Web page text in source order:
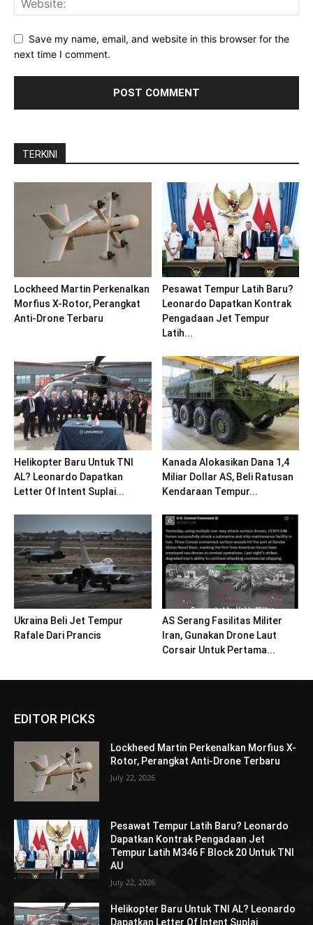
Save my name, email, and website in this browser for the
next time I comment.
TERKINI
Lockheed Martin Perkenalkan
Morfius X-Rotor, Perangkat
Anti-Drone Terbaru
Pesawat Tempur Latih Baru?
Leonardo Dapatkan Kontrak
Pengadaan Jet Tempur
Latih...
Helikopter Baru Untuk TNI
AL? Leonardo Dapatkan
Letter Of Intent Suplai...
Kanada Alokasikan Dana 1,4
Miliar Dollar AS, Beli Ratusan
Kendaraan Tempur...
Ukraina Beli Jet Tempur
Rafale Dari Prancis
AS Serang Fasilitas Militer
Iran, Gunakan Drone Laut
Corsair Untuk Pertama...
EDITOR PICKS
Lockheed Martin Perkenalkan Morfius X-
Rotor, Perangkat Anti-Drone Terbaru
July 22, 2026
Pesawat Tempur Latih Baru? Leonardo
Dapatkan Kontrak Pengadaan Jet
Tempur Latih M346 F Block 20 Untuk TNI
AU
July 22, 2026
Helikopter Baru Untuk TNI AL? Leonardo
Dapatkan Letter Of Intent Suplai